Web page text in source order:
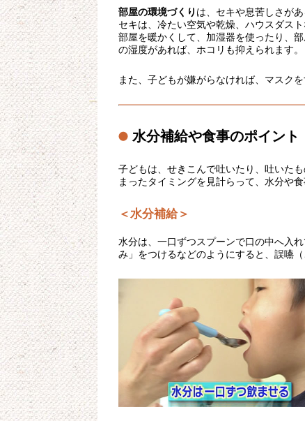
部屋の環境づくり は、セキや息苦しさが
セキは、冷たい空気や乾燥、ハウスダス
部屋を暖かくして、加湿器を使ったり、
の湿度があれば、ホコリも抑えられます。
また、子どもが嫌がらなければ、マスク
水分補給や食事のポイント
子どもは、せきこんで吐いたり、吐いた
まったタイミングを見計らって、水分や
＜水分補給＞
水分は、一口ずつスプーンで口の中へ入
み」をつけるなどのようにすると、誤嚥